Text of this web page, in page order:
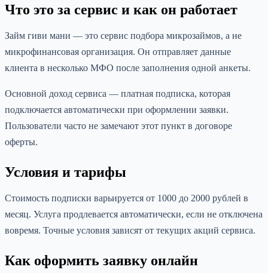
Что это за сервис и как он работает
Займ гиви мани — это сервис подбора микрозаймов, а не
микрофинансовая организация. Он отправляет данные
клиента в несколько МФО после заполнения одной анкеты.
Основной доход сервиса — платная подписка, которая
подключается автоматически при оформлении заявки.
Пользователи часто не замечают этот пункт в договоре
оферты.
Условия и тарифы
Стоимость подписки варьируется от 1000 до 2000 рублей в
месяц. Услуга продлевается автоматически, если не отключена
вовремя. Точные условия зависят от текущих акций сервиса.
Как оформить заявку онлайн